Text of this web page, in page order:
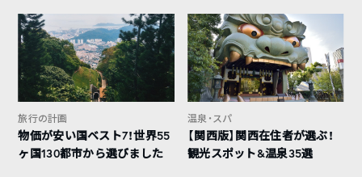
旅行の計画
物価が安い国ベスト7！世界55
ヶ国130都市から選びました
温泉・スパ
【関西版】関西在住者が選ぶ！
観光スポット&温泉35選